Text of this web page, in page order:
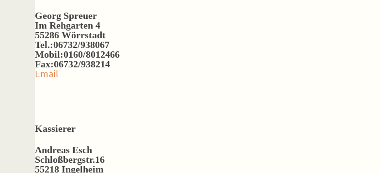
Georg Spreuer
Im Rehgarten 4
55286 Wörrstadt
Tel.:06732/938067
Mobil:0160/8012466
Fax:06732/938214
Email
Kassierer
Andreas Esch
Schloßbergstr.16
55218 Ingelheim